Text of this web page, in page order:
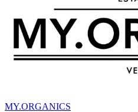
MY.ORGANICS